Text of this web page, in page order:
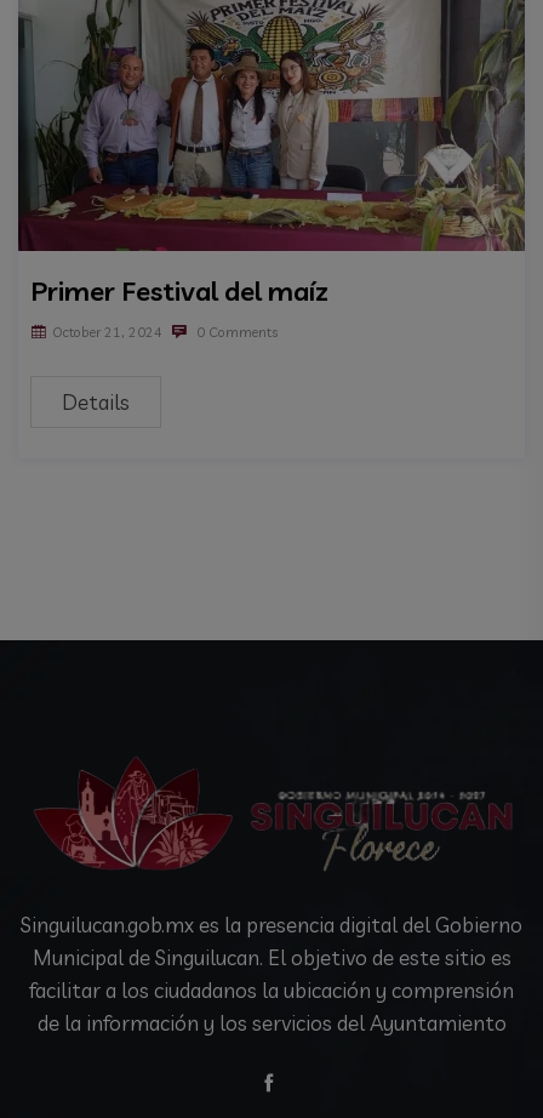
Primer Festival del maíz
October 21, 2024 0 Comments
Details
Singuilucan.gob.mx es la presencia digital del Gobierno
Municipal de Singuilucan. El objetivo de este sitio es
facilitar a los ciudadanos la ubicación y comprensión
de la información y los servicios del Ayuntamiento